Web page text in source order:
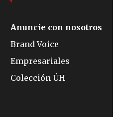
Anuncie con nosotros
Brand Voice
Empresariales
Colección ÚH